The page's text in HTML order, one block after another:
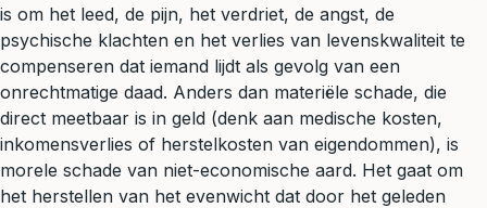
is om het leed, de pijn, het verdriet, de angst, de
psychische klachten en het verlies van levenskwaliteit te
compenseren dat iemand lijdt als gevolg van een
onrechtmatige daad. Anders dan materiële schade, die
direct meetbaar is in geld (denk aan medische kosten,
inkomensverlies of herstelkosten van eigendommen), is
morele schade van niet-economische aard. Het gaat om
het herstellen van het evenwicht dat door het geleden